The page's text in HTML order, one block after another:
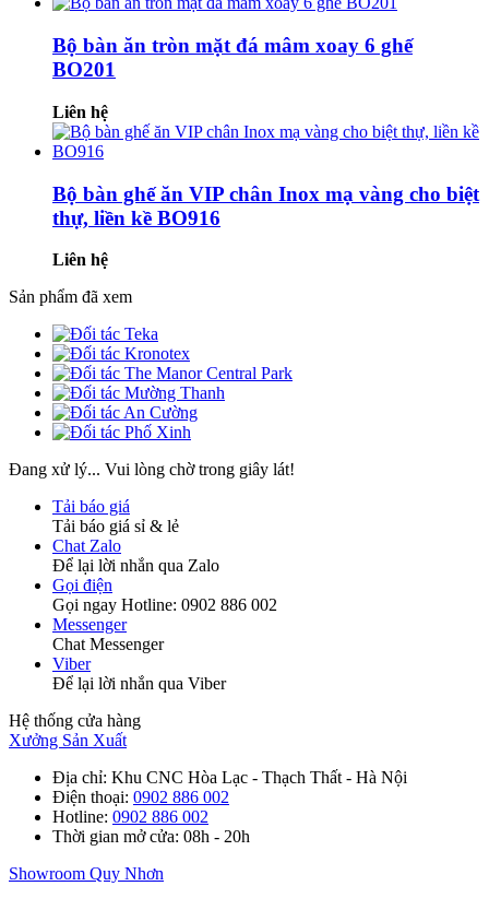
Bộ bàn ăn tròn mặt đá mâm xoay 6 ghế
BO201
Liên hệ
Bộ bàn ghế ăn VIP chân Inox mạ vàng cho biệt
thự, liền kề BO916
Liên hệ
Sản phẩm đã xem
Đang xử lý... Vui lòng chờ trong giây lát!
Tải báo giá
Tải báo giá sỉ & lẻ
Chat Zalo
Để lại lời nhắn qua Zalo
Gọi điện
Gọi ngay Hotline: 0902 886 002
Messenger
Chat Messenger
Viber
Để lại lời nhắn qua Viber
Hệ thống cửa hàng
Xưởng Sản Xuất
Địa chỉ: Khu CNC Hòa Lạc - Thạch Thất - Hà Nội
Điện thoại: 0902 886 002
Hotline: 0902 886 002
Thời gian mở cửa: 08h - 20h
Showroom Quy Nhơn